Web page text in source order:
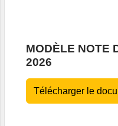
MODÈLE NOTE
2026
Télécharger le